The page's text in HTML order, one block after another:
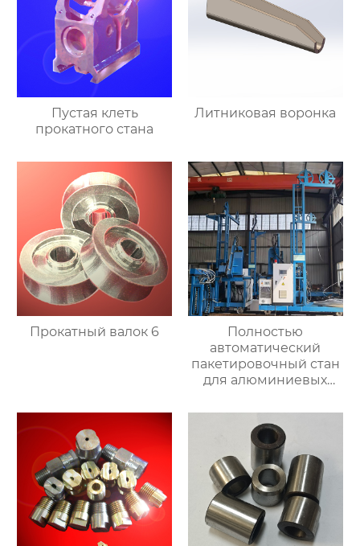
Пустая клеть
прокатного стана
Литниковая воронка
Прокатный валок 6
Полностью
автоматический
пакетировочный стан
для алюминиевых